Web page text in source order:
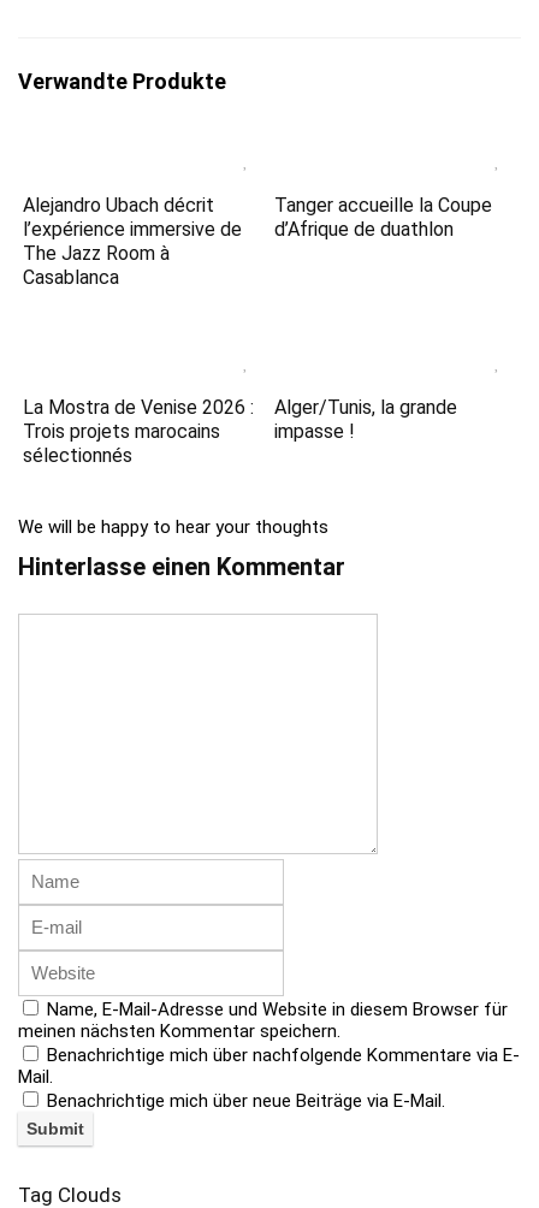
Verwandte Produkte
Alejandro Ubach décrit
l’expérience immersive de
The Jazz Room à
Casablanca
Tanger accueille la Coupe
d’Afrique de duathlon
La Mostra de Venise 2026 :
Trois projets marocains
sélectionnés
Alger/Tunis, la grande
impasse !
We will be happy to hear your thoughts
Hinterlasse einen Kommentar
Name, E-Mail-Adresse und Website in diesem Browser für
meinen nächsten Kommentar speichern.
Benachrichtige mich über nachfolgende Kommentare via E-
Mail.
Benachrichtige mich über neue Beiträge via E-Mail.
Tag Clouds